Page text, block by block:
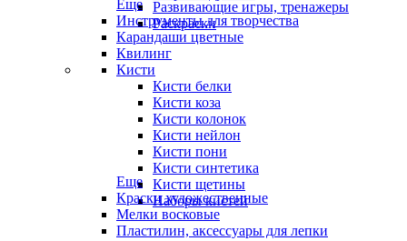
Развивающие игры, тренажеры
Раскраски
Еще
Инструменты для творчества
Карандаши цветные
Квилинг
Кисти
Кисти белки
Кисти коза
Кисти колонок
Кисти нейлон
Кисти пони
Кисти синтетика
Кисти щетины
Наборы кистей
Еще
Краски художественные
Мелки восковые
Пластилин, аксессуары для лепки